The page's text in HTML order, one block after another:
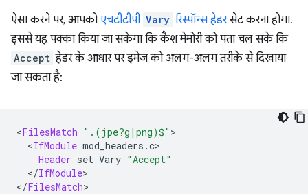
ऐसा करने पर, आपकोएचटीटीपी Vary रिस्पॉन्स हेडरसेट करना होगा.
इससे यह पक्का किया जा सकेगा कि कैश मेमोरी को पता चल सके कि
Accept हेडर के आधार पर इमेज को अलग-अलग तरीके से दिखाया
जा सकता है:
<FilesMatch ".(jpe?g|png)$"
<IfModule
Header set Vary "Accept"
</IfModule>
</FilesMatch